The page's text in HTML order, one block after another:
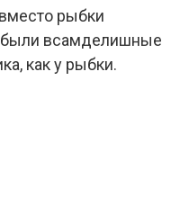
рыбки
были всамделишные
как у рыбки.